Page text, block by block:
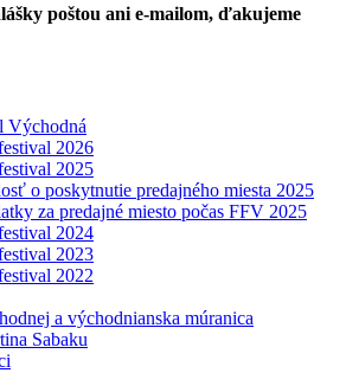
poštou ani e-mailom, ďakujeme
Východná
2026
2025
o poskytnutie predajného miesta 2025
za predajné miesto počas FFV 2025
2024
2023
2022
a východnianska múranica
Sabaku